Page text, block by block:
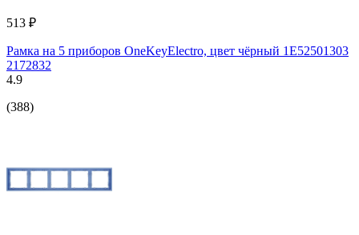
513 ₽
Рамка на 5 приборов OneKeyElectro, цвет чёрный 1E52501303
2172832
4.9
(388)